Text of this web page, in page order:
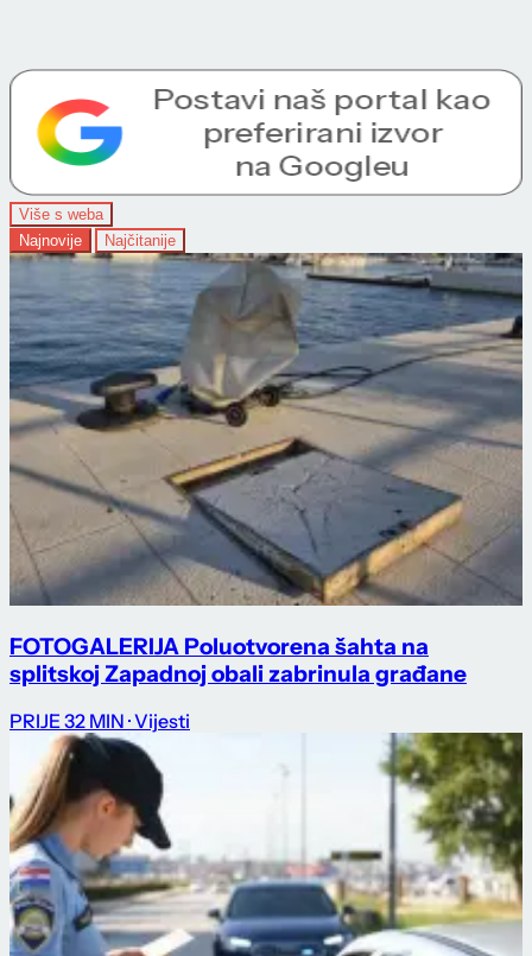
Više s weba
Najnovije
Najčitanije
FOTOGALERIJA Poluotvorena šahta na
splitskoj Zapadnoj obali zabrinula građane
PRIJE 32 MIN · Vijesti